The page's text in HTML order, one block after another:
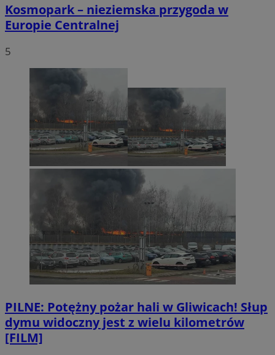
Kosmopark – nieziemska przygoda w
Europie Centralnej
5
PILNE: Potężny pożar hali w Gliwicach! Słup
dymu widoczny jest z wielu kilometrów
[FILM]